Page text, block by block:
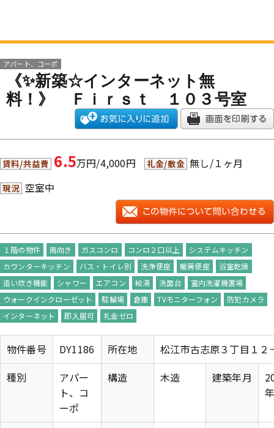
アパート、コーポ
《✨新築☆インターネット無
料！》 Ｆｉｒｓｔ １０３号室
賃料/共益費 6.5万円/4,000円 礼金/敷金 無し/１ヶ月
現況 空室中
１階の物件 南向き ガスコンロ コンロ２口以上
システムキッチン
カウンターキッチン
バス・トイレ別 洗浄便座 暖房便座
浴室乾燥
追い炊き機能
シャワー エアコン 給湯 洗面台
室内洗濯機置場
ウォークインクローゼット
駐輪場 倉庫 TVモニターフォン
防犯カメラ
インターネット
即入居可 礼金ゼロ
物件番号 DY1186 所在地
松江市古志原３丁目１２
種別
アパー
ト、コ
ーポ
構造 木造 建築年月